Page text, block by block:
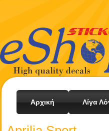
Αρχική Λίγα